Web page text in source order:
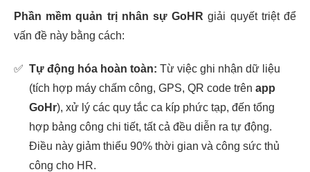
Phần mềm quản trị nhân sự GoHR giải quyết triệt để
vấn đề này bằng cách:
✅ Tự động hóa hoàn toàn: Từ việc ghi nhận dữ liệu
(tích hợp máy chấm công, GPS, QR code trên app
GoHr), xử lý các quy tắc ca kíp phức tạp, đến tổng
hợp bảng công chi tiết, tất cả đều diễn ra tự động.
Điều này giảm thiểu 90% thời gian và công sức thủ
công cho HR.